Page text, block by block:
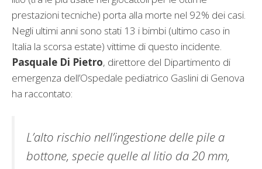
prestazioni tecniche) porta alla morte nel 92% dei casi.
Negli ultimi anni sono stati 13 i bimbi (ultimo caso in
Italia la scorsa estate) vittime di questo incidente.
Pasquale Di Pietro, direttore del Dipartimento di
emergenza dell’Ospedale pediatrico Gaslini di Genova
ha raccontato:
L’alto rischio nell’ingestione delle pile a
bottone, specie quelle al litio da 20 mm,